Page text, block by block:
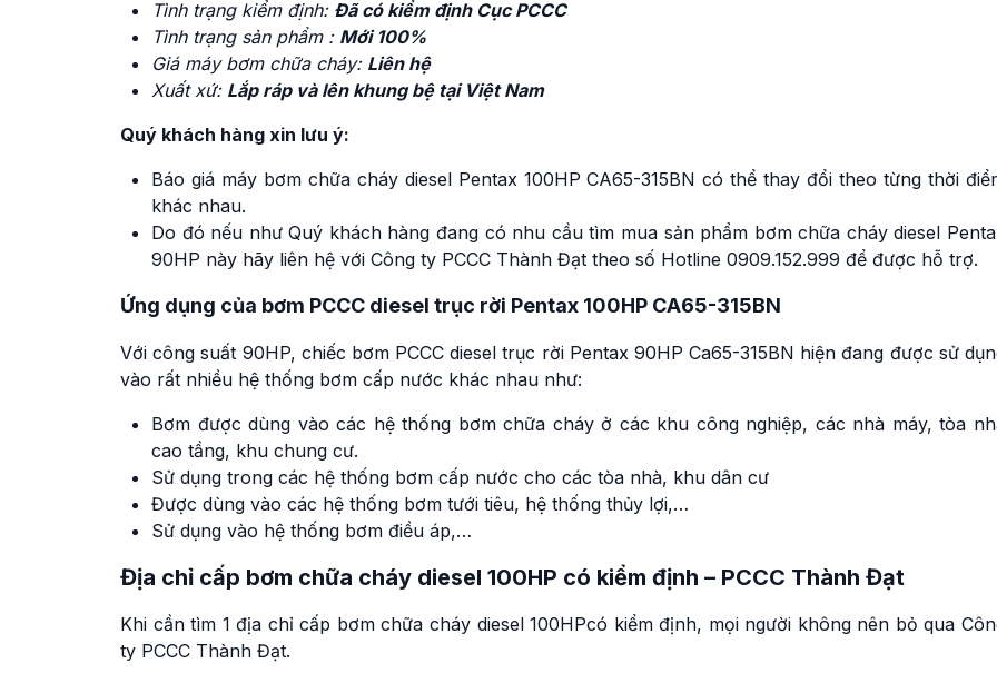
Tình trạng kiểm định: Đã có kiểm định Cục PCCC
Tình trạng sản phẩm : Mới 100%
Giá máy bơm chữa cháy: Liên hệ
Xuất xứ: Lắp ráp và lên khung bệ tại Việt Nam
Quý khách hàng xin lưu ý:
Báo giá máy bơm chữa cháy diesel Pentax 100HP CA65-315BN có thể thay đổi theo từng thời
khác nhau.
Do đó nếu như Quý khách hàng đang có nhu cầu tìm mua sản phẩm bơm chữa cháy diesel
90HP này hãy liên hệ với Công ty PCCC Thành Đạt theo số Hotline 0909.152.999 để được hỗ trợ.
Ứng dụng của bơm PCCC diesel trục rời Pentax 100HP CA65-315BN
Với công suất 90HP, chiếc bơm PCCC diesel trục rời Pentax 90HP Ca65-315BN hiện đang được sử
vào rất nhiều hệ thống bơm cấp nước khác nhau như:
Bơm được dùng vào các hệ thống bơm chữa cháy ở các khu công nghiệp, các nhà máy, tòa
cao tầng, khu chung cư.
Sử dụng trong các hệ thống bơm cấp nước cho các tòa nhà, khu dân cư
Được dùng vào các hệ thống bơm tưới tiêu, hệ thống thủy lợi,…
Sử dụng vào hệ thống bơm điều áp,…
Địa chỉ cấp bơm chữa cháy diesel 100HP có kiểm định – PCCC Thành Đạt
Khi cần tìm 1 địa chỉ cấp bơm chữa cháy diesel 100HPcó kiểm định, mọi người không nên bỏ qua
ty PCCC Thành Đạt.